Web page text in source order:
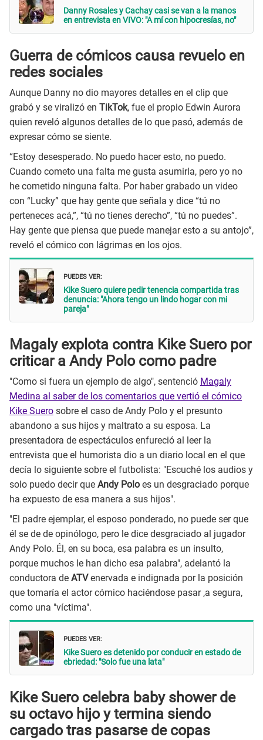
Danny Rosales y Cachay casi se van a la manos
en entrevista en VIVO: "A mí con hipocresías, no"
Guerra de cómicos causa revuelo en
redes sociales
Aunque Danny no dio mayores detalles en el clip que
grabó y se viralizó en TikTok, fue el propio Edwin Aurora
quien reveló algunos detalles de lo que pasó, además de
expresar cómo se siente.
“Estoy desesperado. No puedo hacer esto, no puedo.
Cuando cometo una falta me gusta asumirla, pero yo no
he cometido ninguna falta. Por haber grabado un video
con “Lucky” que hay gente que señala y dice “tú no
perteneces acá,”, “tú no tienes derecho”, “tú no puedes”.
Hay gente que piensa que puede manejar esto a su antojo”,
reveló el cómico con lágrimas en los ojos.
PUEDES VER:
Kike Suero quiere pedir tenencia compartida tras
denuncia: "Ahora tengo un lindo hogar con mi
pareja"
Magaly explota contra Kike Suero por
criticar a Andy Polo como padre
"Como si fuera un ejemplo de algo", sentenció Magaly
Medina al saber de los comentarios que vertió el cómico
Kike Suero sobre el caso de Andy Polo y el presunto
abandono a sus hijos y maltrato a su esposa. La
presentadora de espectáculos enfureció al leer la
entrevista que el humorista dio a un diario local en el que
decía lo siguiente sobre el futbolista: "Escuché los audios y
solo puedo decir que Andy Polo es un desgraciado porque
ha expuesto de esa manera a sus hijos".
"El padre ejemplar, el esposo ponderado, no puede ser que
él se de de opinólogo, pero le dice desgraciado al jugador
Andy Polo. Él, en su boca, esa palabra es un insulto,
porque muchos le han dicho esa palabra", adelantó la
conductora de ATVenervada e indignada por la posición
que tomaría el actor cómico haciéndose pasar ,a segura,
como una "víctima".
PUEDES VER:
Kike Suero es detenido por conducir en estado de
ebriedad: "Solo fue una lata"
Kike Suero celebra baby shower de
su octavo hijo y termina siendo
cargado tras pasarse de copas